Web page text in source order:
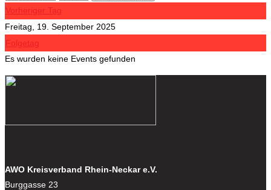
Vorheriger Tag
Freitag, 19. September 2025
Folgetag
Es wurden keine Events gefunden
AWO Kreisverband Rhein-Neckar e.V.
Burggasse 23